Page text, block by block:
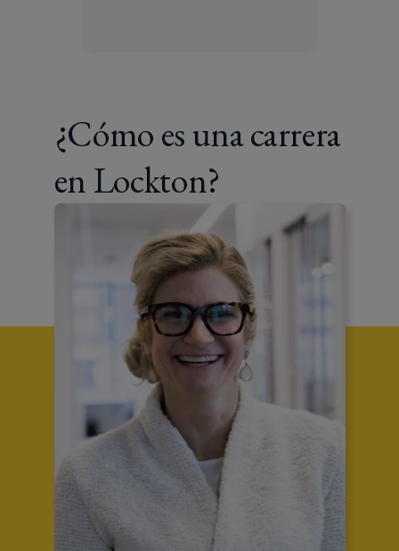
¿Cómo es una carrera
en Lockton?